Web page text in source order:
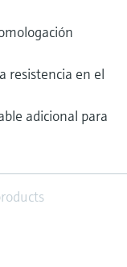
resistencia en el
adicional para